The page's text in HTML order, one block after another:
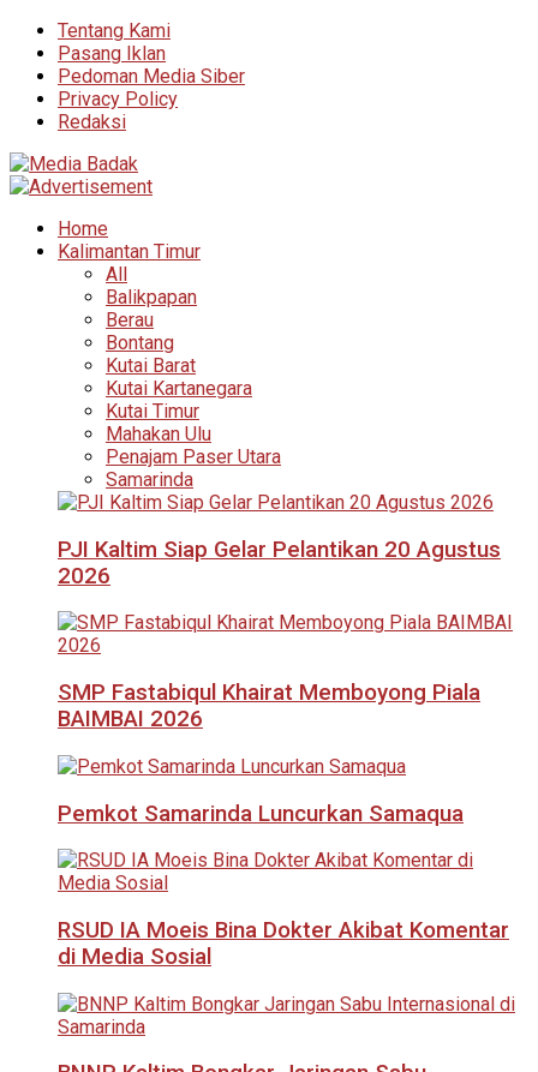
Tentang Kami
Pasang Iklan
Pedoman Media Siber
Privacy Policy
Redaksi
Home
Kalimantan Timur
All
Balikpapan
Berau
Bontang
Kutai Barat
Kutai Kartanegara
Kutai Timur
Mahakan Ulu
Penajam Paser Utara
Samarinda
PJI Kaltim Siap Gelar Pelantikan 20 Agustus
2026
SMP Fastabiqul Khairat Memboyong Piala
BAIMBAI 2026
Pemkot Samarinda Luncurkan Samaqua
RSUD IA Moeis Bina Dokter Akibat Komentar
di Media Sosial